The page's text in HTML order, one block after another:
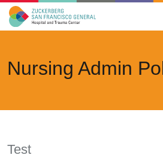
Main Navigation
Nursing Admin
Test